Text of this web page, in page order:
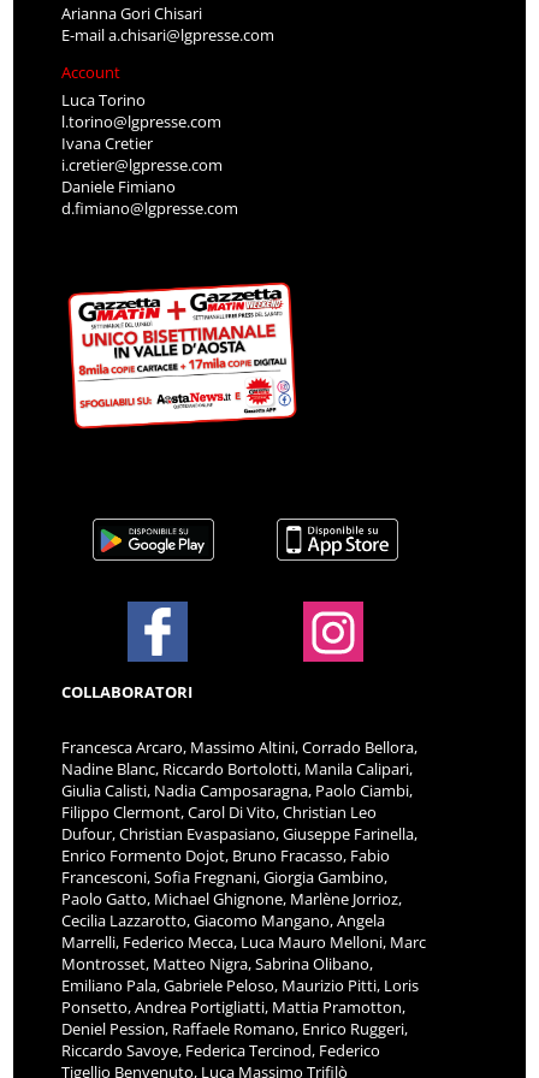
Arianna Gori Chisari
E-maila.chisari@lgpresse.com
Account
Luca Torino
l.torino@lgpresse.com
Ivana Cretier
i.cretier@lgpresse.com
Daniele Fimiano
d.fimiano@lgpresse.com
COLLABORATORI
Francesca Arcaro, Massimo Altini, Corrado Bellora,
Nadine Blanc, Riccardo Bortolotti, Manila Calipari,
Giulia Calisti, Nadia Camposaragna, Paolo Ciambi,
Filippo Clermont, Carol Di Vito, Christian Leo
Dufour, Christian Evaspasiano, Giuseppe Farinella,
Enrico Formento Dojot, Bruno Fracasso, Fabio
Francesconi, Sofia Fregnani, Giorgia Gambino,
Paolo Gatto, Michael Ghignone, Marlène Jorrioz,
Cecilia Lazzarotto, Giacomo Mangano, Angela
Marrelli, Federico Mecca, Luca Mauro Melloni, Marc
Montrosset, Matteo Nigra, Sabrina Olibano,
Emiliano Pala, Gabriele Peloso, Maurizio Pitti, Loris
Ponsetto, Andrea Portigliatti, Mattia Pramotton,
Deniel Pession, Raffaele Romano, Enrico Ruggeri,
Riccardo Savoye, Federica Tercinod, Federico
Tigellio Benvenuto, Luca Massimo Trifilò